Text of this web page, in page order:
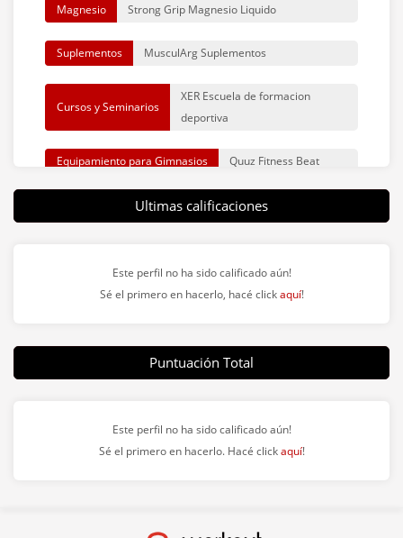
BIGG San Isidro (Av. del Libertador 15485,
B1642CKB San Isidro, Provincia de Buenos Aires,
Argentina)
BIGG Seiferheld (Alfredo Seiferheld 4896, Asunción,
Paraguay)
BIGG Tribunales (Lavalle 1765, C1048 AAO, Buenos
Aires, Argentina)
BIGG Yerbabuena (Av. Camino del Perú 612, Yerba
Magnesio Strong Grip Magnesio Liquido
Suplementos MusculArg Suplementos
Cursos y Seminarios
XER Escuela de formacion
deportiva
Equipamiento para Gimnasios Quuz Fitness Beat
Equipamiento para Gimnasios
Service Gym SVG
Coghlan
Suplementos Fisical Shop
Ultimas calificaciones
Este perfil no ha sido calificado aún!
Sé el primero en hacerlo, hacé clickaquí!
Puntuación Total
Este perfil no ha sido calificado aún!
Sé el primero en hacerlo. Hacé clickaquí!